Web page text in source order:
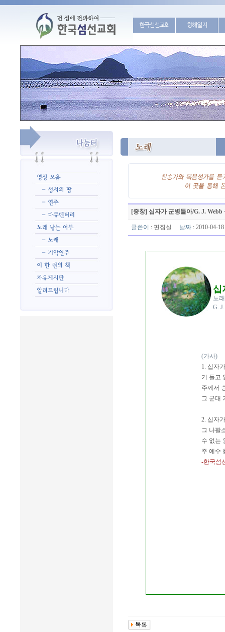
한국섬선교회 항해일지
[중창] 십자가 군병들아/G. J. Webb
글쓴이 : 편집실 날짜 : 2010-04-
십
노
G.
(가사)
1. 십자
기 들고
주께서
그 군대
2. 십자
그 나팔
수 없는
주 예수
-한국섬